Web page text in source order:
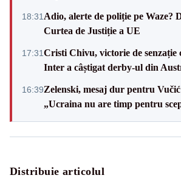
18:31 Adio, alerte de poliție pe Waze?
Curtea de Justiție a UE
17:31Cristi Chivu, victorie de senzație
Inter a câștigat derby-ul din
16:39Zelenski, mesaj dur pentru
„Ucraina nu are timp pentru
Distribuie articolul